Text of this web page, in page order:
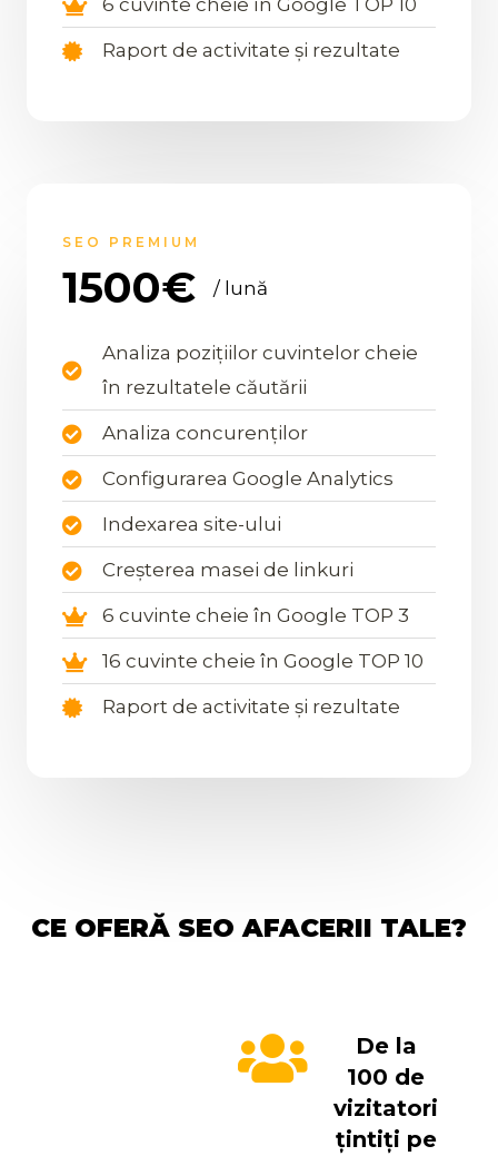
6 cuvinte cheie în Google TOP 10
Raport de activitate și rezultate
SEO PREMIUM
1500€ / lună
Analiza pozițiilor cuvintelor cheie
în rezultatele căutării
Analiza concurenților
Configurarea Google Analytics
Indexarea site-ului
Creșterea masei de linkuri
6 cuvinte cheie în Google TOP 3
16 cuvinte cheie în Google TOP 10
Raport de activitate și rezultate
CE OFERĂ SEO AFACERII TALE?
De la
100 de
vizitatori
țintiți pe